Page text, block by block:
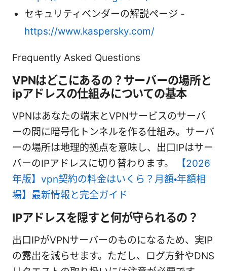
セキュリティベンダーの解説ページ -
https://www.kaspersky.com/
Frequently Asked Questions
VPNはどこにあるの？サーバーの場所と
ipアドレスの仕組みについての基本
VPNはあなたの端末とVPNサービスのサーバ
ーの間に暗号化トンネルを作る仕組み。サーバ
ーの場所は地理的拠点を意味し、出口IPはサー
バーのIPアドレスに切り替わります。
【2026
年版】vpn契約の料金はいくら？月額・年額相
場】最新情報と完全ガイド
IPアドレスを隠すと何が守られるの？
出口IPがVPNサーバーのものになるため、実IP
の露出を減らせます。ただし、ログ方針やDNS